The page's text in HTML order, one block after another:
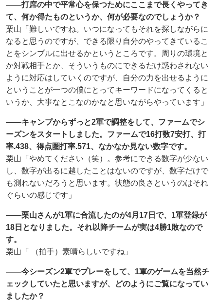
――打席の中で平常心を保つためにここまで長くやってき
て、何か得たものというか、何が必要なのでしょうか？
栗山「難しいですね。いつになってもそれを探しながらに
なると思うのですが、できる限り自分のやってきているこ
とをシンプルに出せるかというところです。周りの環境と
か対戦相手とか、そういうものにできるだけ惑わされない
ように対応はしていくのですが、自分の力を出せるように
ということが一つの僕にとってキーワードになってくると
いうか、大事なとこなのかなと思いながらやっています」
――キャンプからずっと2軍で調整をして、ファームでシ
ーズンをスタートしました。ファームで16打数7安打、打
率.438、得点圏打率.571、なかなか見ない数字です。
栗山「やめてください（笑）。参考にできる数字が少ない
し、数字が出るに越したことはないのですが、数字だけで
も測れないだろうと思います。状態の良さというのはそれ
ぐらいの感じです」
――栗山さんが1軍に合流したのが4月17日で、1軍登録が
18日となりました。それ以降チームが実は4勝1敗なので
す。
栗山「 （拍手）素晴らしいですね」
――今シーズン2軍でプレーをして、1軍のゲームを当然チ
ェックしていたと思いますが、どのようにご覧になってい
ましたか？